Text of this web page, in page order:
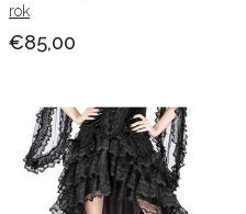
rok
€85,00